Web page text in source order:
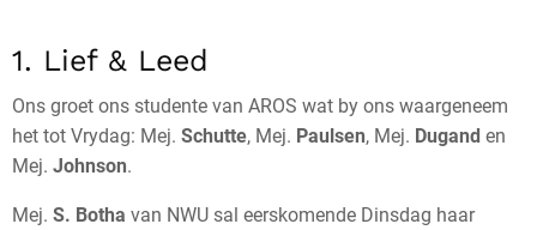
1. Lief & Leed
Ons groet ons studente van AROS wat by ons waargeneem
het tot Vrydag: Mej. Schutte, Mej. Paulsen, Mej. Dugand en
Mej. Johnson.
Mej. S. Botha van NWU sal eerskomende Dinsdag haar